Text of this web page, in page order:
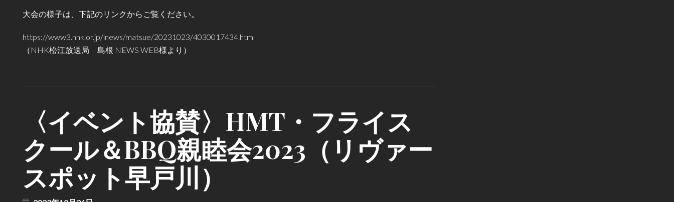
大会の様子は、下記のリンクからご覧ください。
https://www3.nhk.or.jp/lnews/matsue/20231023/4030017434.html
（NHK松江放送局 島根 NEWS WEB様より）
〈イベント協賛〉HMT・フライス
クール＆BBQ親睦会2023（リヴァー
スポット早戸川）